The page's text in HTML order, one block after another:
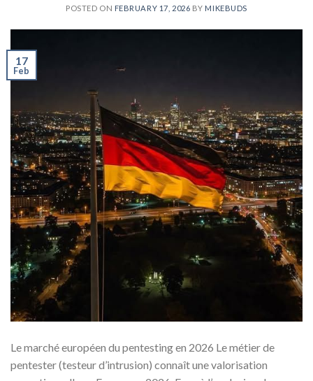
POSTED ON FEBRUARY 17, 2026 BY MIKEBUDS
17
Feb
Le marché européen du pentesting en 2026 Le métier de
pentester (testeur d’intrusion) connaît une valorisation